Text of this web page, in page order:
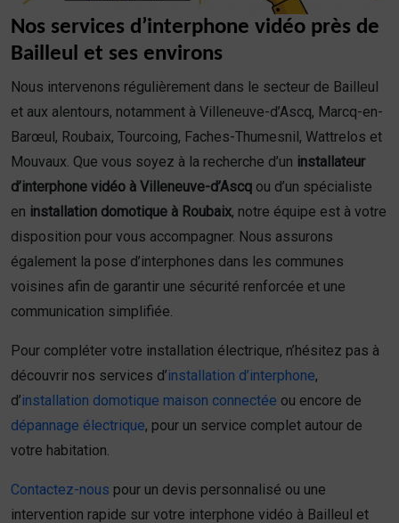
Nos services d’interphone vidéo près de
Bailleul et ses environs
Nous intervenons régulièrement dans le secteur de Bailleul
et aux alentours, notamment à Villeneuve-d’Ascq, Marcq-en-
Barœul, Roubaix, Tourcoing, Faches-Thumesnil, Wattrelos et
Mouvaux. Que vous soyez à la recherche d’un installateur
d’interphone vidéo à Villeneuve-d’Ascq ou d’un spécialiste
en installation domotique à Roubaix, notre équipe est à votre
disposition pour vous accompagner. Nous assurons
également la pose d’interphones dans les communes
voisines afin de garantir une sécurité renforcée et une
communication simplifiée.
Pour compléter votre installation électrique, n’hésitez pas à
découvrir nos services d’installation d’interphone,
d’installation domotique maison connectée ou encore de
dépannage électrique, pour un service complet autour de
votre habitation.
Contactez-nous pour un devis personnalisé ou une
intervention rapide sur votre interphone vidéo à Bailleul et